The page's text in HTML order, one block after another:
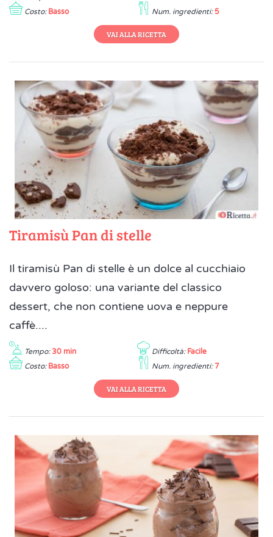
Costo: Basso Num. ingredienti: 5
VAI ALLA RICETTA
Tiramisù Pan di stelle
Il tiramisù Pan di stelle è un dolce al cucchiaio
davvero goloso: una variante del classico
dessert, che non contiene uova e neppure
caffè....
Tempo: 30 min Difficoltà: Facile
Costo: Basso Num. ingredienti: 7
VAI ALLA RICETTA